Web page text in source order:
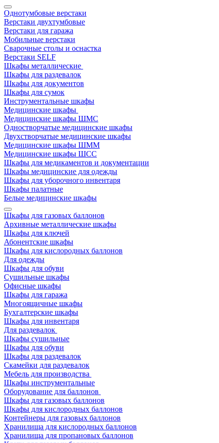
Однотумбовые верстаки
Верстаки двухтумбовые
Верстаки для гаража
Мобильные верстаки
Сварочные столы и оснастка
Верстаки SELF
Шкафы металлические
Шкафы для раздевалок
Шкафы для документов
Шкафы для сумок
Инструментальные шкафы
Медицинские шкафы
Медицинские шкафы ШМС
Одностворчатые медицинские шкафы
Двухстворчатые медицинские шкафы
Медицинские шкафы ШММ
Медицинские шкафы ШСС
Шкафы для медикаментов и документации
Шкафы медицинские для одежды
Шкафы для уборочного инвентаря
Шкафы палатные
Белые медицинские шкафы
Шкафы для газовых баллонов
Архивные металлические шкафы
Шкафы для ключей
Абонентские шкафы
Шкафы для кислородных баллонов
Для одежды
Шкафы для обуви
Сушильные шкафы
Офисные шкафы
Шкафы для гаража
Многоящичные шкафы
Бухгалтерские шкафы
Шкафы для инвентаря
Для раздевалок
Шкафы сушильные
Шкафы для обуви
Шкафы для раздевалок
Скамейки для раздевалок
Мебель для производства
Шкафы инструментальные
Оборудование для баллонов
Шкафы для газовых баллонов
Шкафы для кислородных баллонов
Контейнеры для газовых баллонов
Хранилища для кислородных баллонов
Хранилища для пропановых баллонов